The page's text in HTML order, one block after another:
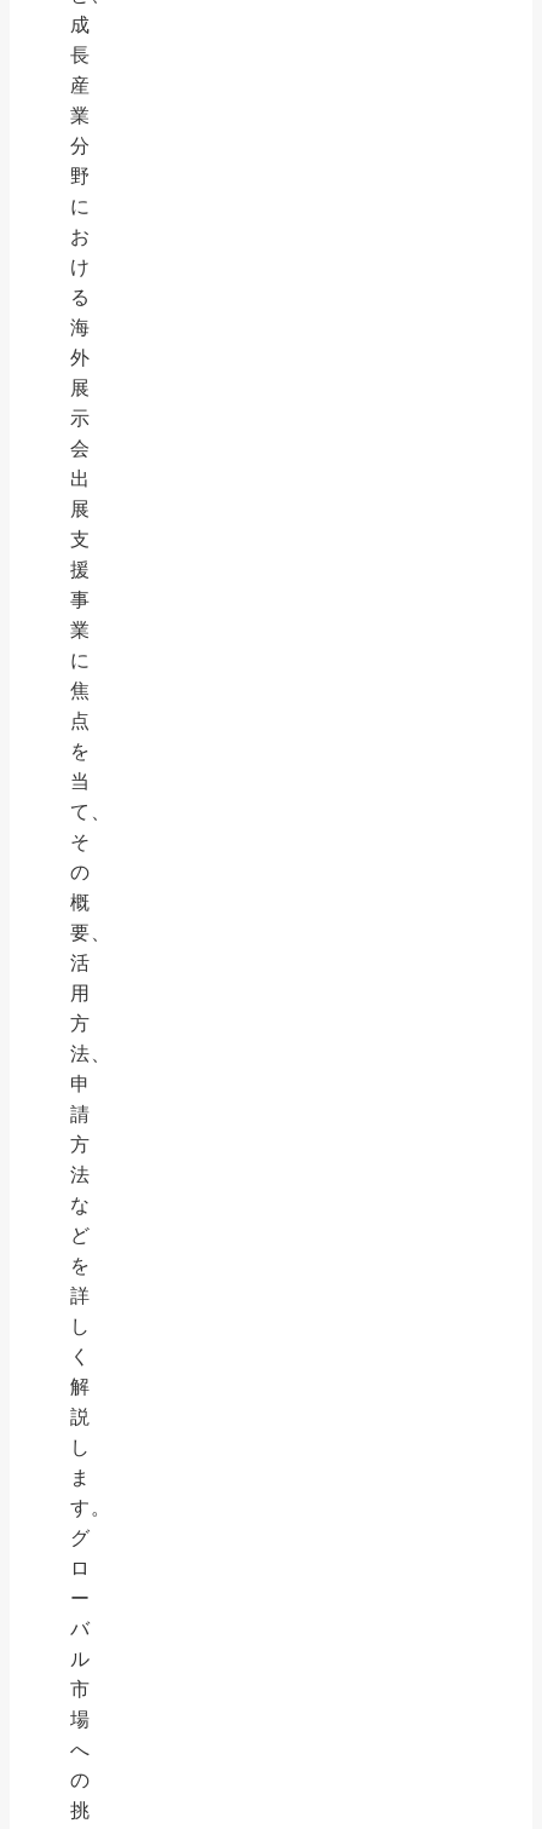
成
長
産
業
分
野
に
お
け
る
海
外
展
示
会
出
展
支
援
事
業
に
焦
点
を
当
て、
そ
の
概
要、
活
用
方
法、
申
請
方
法
な
ど
を
詳
し
く
解
説
し
ま
す。
グ
ロ
ー
バ
ル
市
場
へ
の
挑